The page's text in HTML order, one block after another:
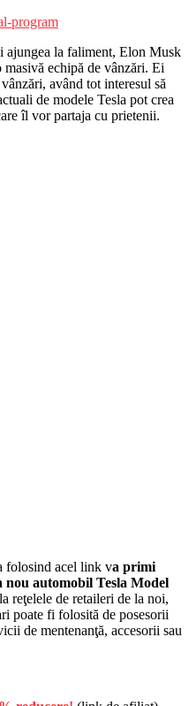
ajungea la faliment, Elon Musk
echipă de vânzări. Ei
având tot interesul să
de modele Tesla pot crea
îl vor partaja cu prietenii.
folosind acel link va primi
automobil Tesla Model
reţelele de retaileri de la noi,
poate fi folosită de posesorii
de mentenanţă, accesorii sau